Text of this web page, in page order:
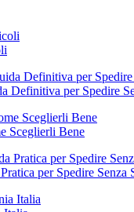
Definitiva per Spedire
Sceglierli Bene
per Spedire Senza